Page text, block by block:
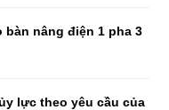
nâng điện 1 pha 3
lực theo yêu cầu của